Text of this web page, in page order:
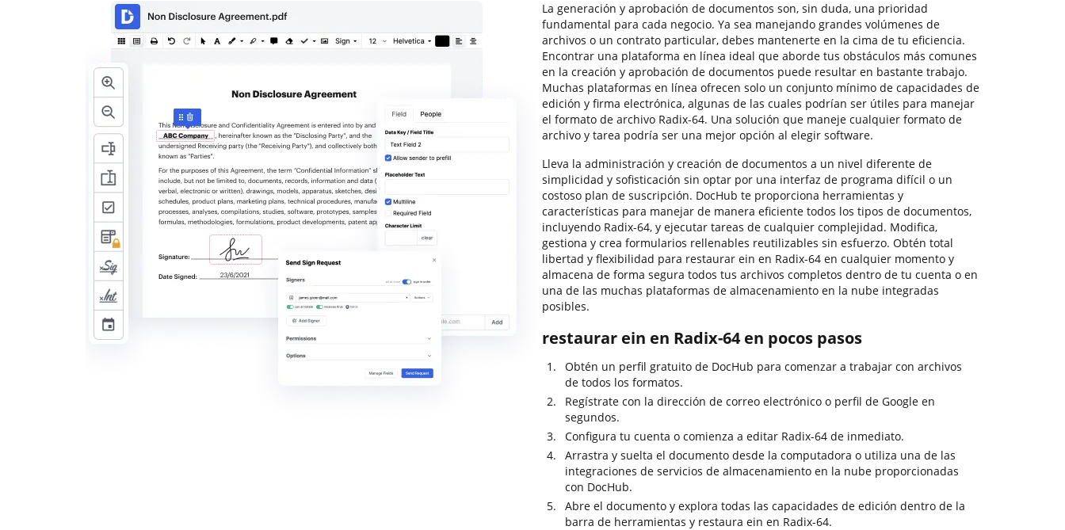
La generación y aprobación de documentos son, sin duda, una prioridad
fundamental para cada negocio. Ya sea manejando grandes volúmenes de
archivos o un contrato particular, debes mantenerte en la cima de tu eficiencia.
Encontrar una plataforma en línea ideal que aborde tus obstáculos más comunes
en la creación y aprobación de documentos puede resultar en bastante trabajo.
Muchas plataformas en línea ofrecen solo un conjunto mínimo de capacidades de
edición y firma electrónica, algunas de las cuales podrían ser útiles para manejar
el formato de archivo Radix-64. Una solución que maneje cualquier formato de
archivo y tarea podría ser una mejor opción al elegir software.
Lleva la administración y creación de documentos a un nivel diferente de
simplicidad y sofisticación sin optar por una interfaz de programa difícil o un
costoso plan de suscripción. DocHub te proporciona herramientas y
características para manejar de manera eficiente todos los tipos de documentos,
incluyendo Radix-64, y ejecutar tareas de cualquier complejidad. Modifica,
gestiona y crea formularios rellenables reutilizables sin esfuerzo. Obtén total
libertad y flexibilidad para restaurar ein en Radix-64 en cualquier momento y
almacena de forma segura todos tus archivos completos dentro de tu cuenta o en
una de las muchas plataformas de almacenamiento en la nube integradas
posibles.
restaurar ein en Radix-64 en pocos pasos
Obtén un perfil gratuito de DocHub para comenzar a trabajar con archivos
de todos los formatos.
Regístrate con la dirección de correo electrónico o perfil de Google en
segundos.
Configura tu cuenta o comienza a editar Radix-64 de inmediato.
Arrastra y suelta el documento desde la computadora o utiliza una de las
integraciones de servicios de almacenamiento en la nube proporcionadas
con DocHub.
Abre el documento y explora todas las capacidades de edición dentro de la
barra de herramientas y restaura ein en Radix-64.